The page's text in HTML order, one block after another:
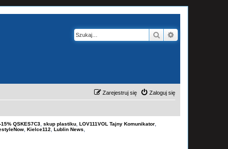
Szukaj
Zaloguj się
Zarejestruj się
QSKES7C3 skup plastiku LOV111VOL Tajny Komunikator
Kielce112 Lublin News